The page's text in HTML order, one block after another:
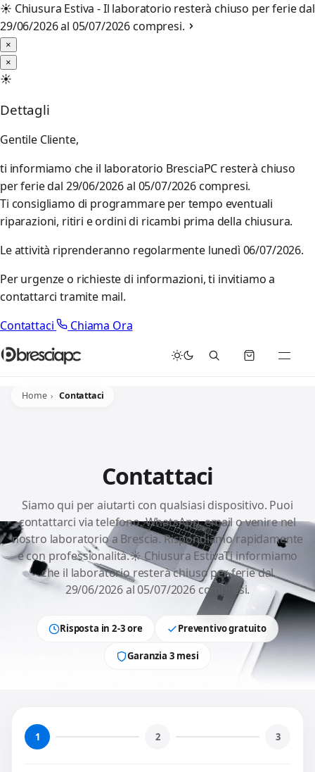
☀️ Chiusura Estiva - Il laboratorio resterà chiuso per ferie dal
29/06/2026 al 05/07/2026 compresi.
×
×
☀️
Dettagli
Gentile Cliente,
ti informiamo che il laboratorio BresciaPC resterà chiuso
per ferie dal 29/06/2026 al 05/07/2026 compresi.
Ti consigliamo di programmare per tempo eventuali
riparazioni, ritiri e ordini di ricambi prima della chiusura.
Le attività riprenderanno regolarmente lunedì 06/07/2026.
Per urgenze o richieste di informazioni, ti invitiamo a
contattarci tramite mail.
Contattaci
Chiama Ora
Home Contattaci
Contattaci
Siamo qui per aiutarti con qualsiasi dispositivo. Puoi
contattarci via telefono, WhatsApp, email o venire nel
nostro laboratorio a Brescia. Rispondiamo rapidamente
e con professionalità.☀️ Chiusura EstivaTi informiamo
che il laboratorio resterà chiuso per ferie dal
29/06/2026 al 05/07/2026 compresi.
Risposta in 2-3 ore Preventivo gratuito
Garanzia 3 mesi
1 2 3